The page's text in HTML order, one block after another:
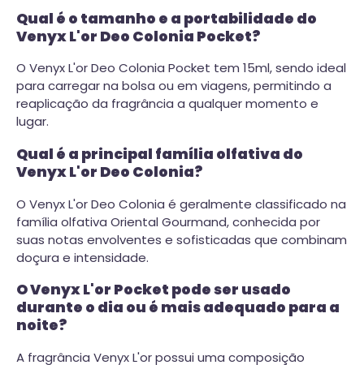
Qual é o tamanho e a portabilidade do
Venyx L'or Deo Colonia Pocket?
O Venyx L'or Deo Colonia Pocket tem 15ml, sendo ideal
para carregar na bolsa ou em viagens, permitindo a
reaplicação da fragrância a qualquer momento e
lugar.
Qual é a principal família olfativa do
Venyx L'or Deo Colonia?
O Venyx L'or Deo Colonia é geralmente classificado na
família olfativa Oriental Gourmand, conhecida por
suas notas envolventes e sofisticadas que combinam
doçura e intensidade.
O Venyx L'or Pocket pode ser usado
durante o dia ou é mais adequado para a
noite?
A fragrância Venyx L'or possui uma composição